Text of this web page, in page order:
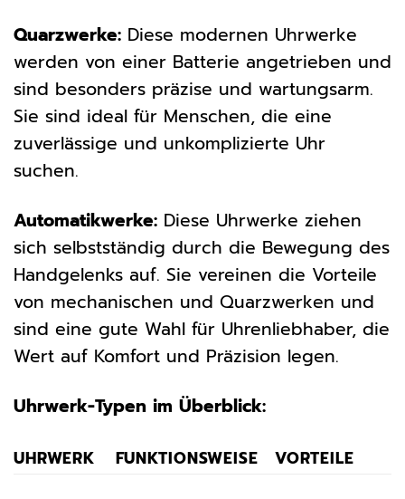
Quarzwerke: Diese modernen Uhrwerke
werden von einer Batterie angetrieben und
sind besonders präzise und wartungsarm.
Sie sind ideal für Menschen, die eine
zuverlässige und unkomplizierte Uhr
suchen.
Automatikwerke: Diese Uhrwerke ziehen
sich selbstständig durch die Bewegung des
Handgelenks auf. Sie vereinen die Vorteile
von mechanischen und Quarzwerken und
sind eine gute Wahl für Uhrenliebhaber, die
Wert auf Komfort und Präzision legen.
Uhrwerk-Typen im Überblick:
UHRWERK FUNKTIONSWEISE VORTEILE